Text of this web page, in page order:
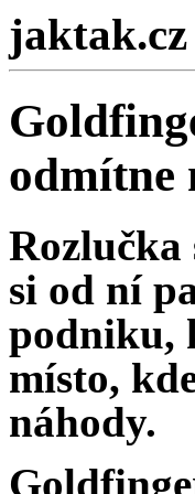
jaktak.cz
odmítne
Rozlučka
si od ní
podniku,
místo,
náhody.